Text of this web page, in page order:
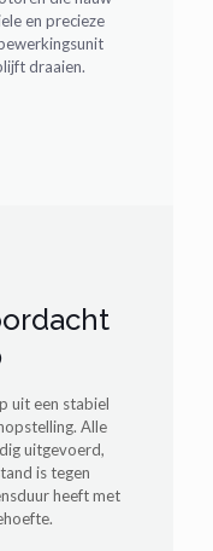
en precieze
draaien.
uit een stabiel
Alle
uitgevoerd,
is tegen
heeft met